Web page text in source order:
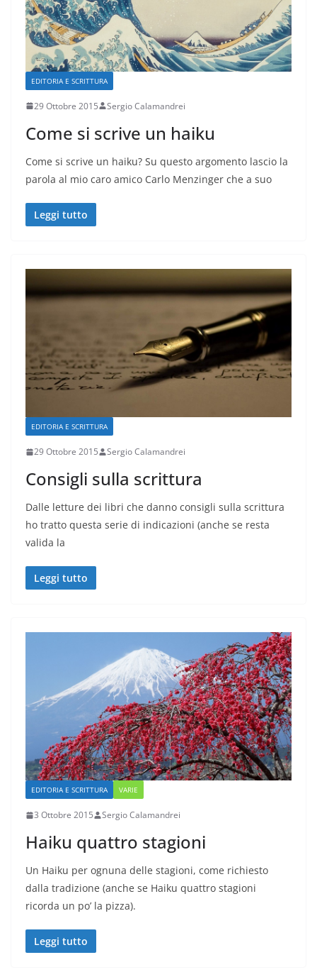
EDITORIA E SCRITTURA
29 Ottobre 2015 Sergio Calamandrei
Come si scrive un haiku
Come si scrive un haiku? Su questo argomento lascio la
parola al mio caro amico Carlo Menzinger che a suo
Leggi tutto
EDITORIA E SCRITTURA
29 Ottobre 2015 Sergio Calamandrei
Consigli sulla scrittura
Dalle letture dei libri che danno consigli sulla scrittura
ho tratto questa serie di indicazioni (anche se resta
valida la
Leggi tutto
EDITORIA E SCRITTURA VARIE
3 Ottobre 2015 Sergio Calamandrei
Haiku quattro stagioni
Un Haiku per ognuna delle stagioni, come richiesto
dalla tradizione (anche se Haiku quattro stagioni
ricorda un po’ la pizza).
Leggi tutto